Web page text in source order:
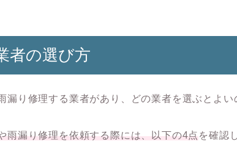
者の選び方
漏り修理する業者があり、どの業者を選ぶとよい
雨漏り修理を依頼する際には、以下の4点 を確認